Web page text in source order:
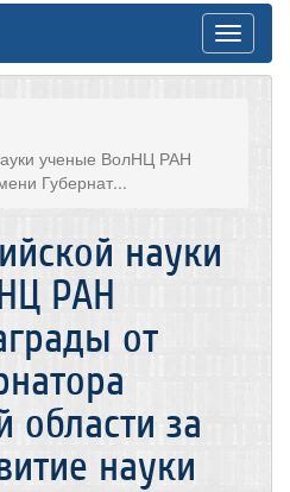
Toggle
ученые ВолНЦ РАН
Губернат...
науки
РАН
от
области за
науки